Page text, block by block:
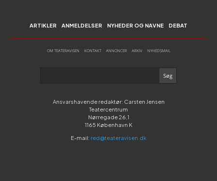
ARTIKLER ANMELDELSER NYHEDER OG NAVNE DEBAT
OM TEATERAVISEN KONTAKT ANNONCER ARKIV NYHEDSMAIL
Ansvarshavende redaktør: Carsten Jensen
Teatercentrum
Nørregade 26,1
1165 København K
E-mail: red@teateravisen.dk